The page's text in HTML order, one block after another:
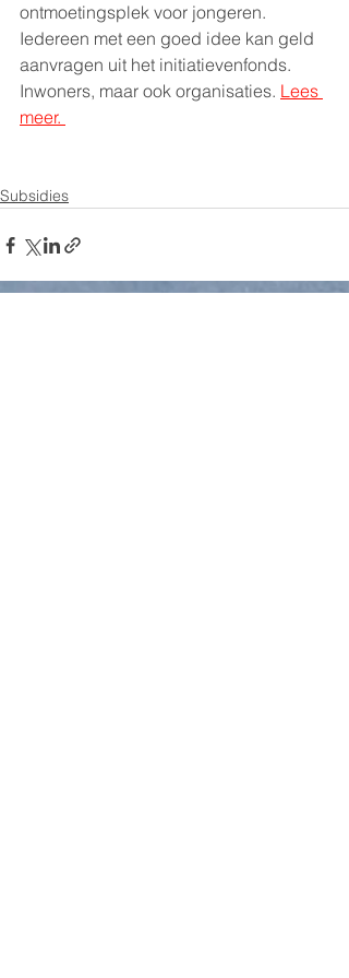
ontmoetingsplek voor jongeren.
Iedereen met een goed idee kan geld
aanvragen uit het initiatievenfonds.
Inwoners, maar ook organisaties. Lees
meer.
Subsidies